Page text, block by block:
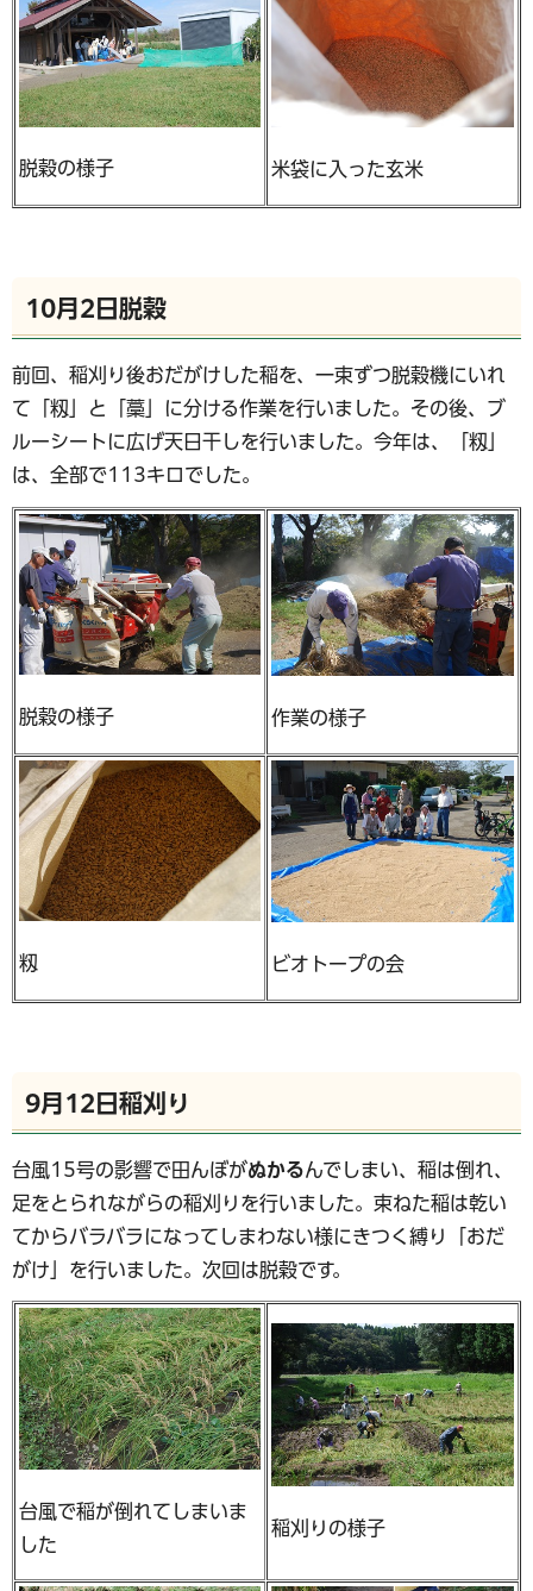
脱穀の様子 米袋に入った玄米
10月2日脱穀
前回、稲刈り後おだがけした稲を、一束ずつ脱穀機にいれ
て「籾」と「藁」に分ける作業を行いました。その後、ブ
ルーシートに広げ天日干しを行いました。今年は、「籾」
は、全部で113キロでした。
脱穀の様子 作業の様子
籾 ビオトープの会
9月12日稲刈り
台風15号の影響で田んぼがぬかるんでしまい、稲は倒れ、
足をとられながらの稲刈りを行いました。束ねた稲は乾い
てからバラバラになってしまわない様にきつく縛り「おだ
がけ」を行いました。次回は脱穀です。
台風で稲が倒れてしまいま
した
稲刈りの様子